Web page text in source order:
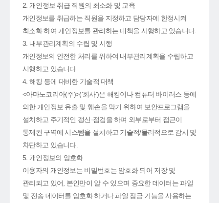
2. 개인정보 취급 직원의 최소화 및 교육
개인정보를 취급하는 직원을 지정하고 담당자에 한정시켜
최소화 하여 개인정보를 관리하는 대책을 시행하고 있습니다.
3. 내부관리계획의 수립 및 시행
개인정보의 안전한 처리를 위하여 내부관리계획을 수립하고
시행하고 있습니다.
4. 해킹 등에 대비한 기술적 대책
<아마노코리아(주)>('회사')은 해킹이나 컴퓨터 바이러스 등에
의한 개인정보 유출 및 훼손을 막기 위하여 보안프로그램을
설치하고 주기적인 갱신·점검을 하며 외부로부터 접근이
통제된 구역에 시스템을 설치하고 기술적/물리적으로 감시 및
차단하고 있습니다.
5. 개인정보의 암호화
이용자의 개인정보는 비밀번호는 암호화 되어 저장 및
관리되고 있어, 본인만이 알 수 있으며 중요한 데이터는 파일
및 전송 데이터를 암호화 하거나 파일 잠금 기능을 사용하는